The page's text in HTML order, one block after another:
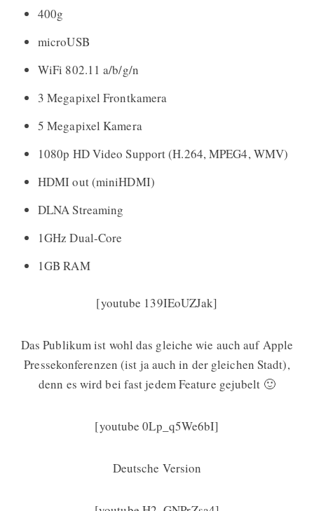
400g
microUSB
WiFi 802.11 a/b/g/n
3 Megapixel Frontkamera
5 Megapixel Kamera
1080p HD Video Support (H.264, MPEG4, WMV)
HDMI out (miniHDMI)
DLNA Streaming
1GHz Dual-Core
1GB RAM
[youtube 139IEoUZJak]
Das Publikum ist wohl das gleiche wie auch auf Apple
Pressekonferenzen (ist ja auch in der gleichen Stadt),
denn es wird bei fast jedem Feature gejubelt 🙂
[youtube 0Lp_q5We6bI]
Deutsche Version